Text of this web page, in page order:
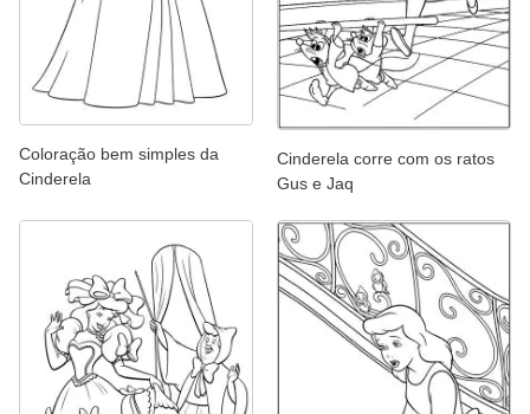
Coloração bem simples da
Cinderela
Cinderela corre com os ratos
Gus e Jaq